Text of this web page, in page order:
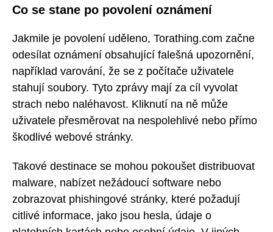
Co se stane po povolení oznámení
Jakmile je povolení uděleno, Torathing.com začne
odesílat oznámení obsahující falešná upozornění,
například varování, že se z počítače uživatele
stahují soubory. Tyto zprávy mají za cíl vyvolat
strach nebo naléhavost. Kliknutí na ně může
uživatele přesměrovat na nespolehlivé nebo přímo
škodlivé webové stránky.
Takové destinace se mohou pokoušet distribuovat
malware, nabízet nežádoucí software nebo
zobrazovat phishingové stránky, které požadují
citlivé informace, jako jsou hesla, údaje o